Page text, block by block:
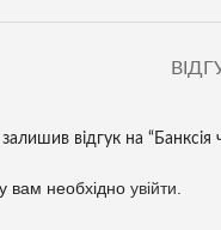
відгук на “Банксія
вам необхідно увійти